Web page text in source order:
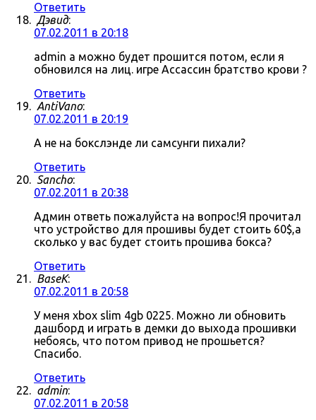
Ответить
Дэвид:
07.02.2011 в 20:18
admin а можно будет прошится потом, если я
обновился на лиц. игре Ассассин братство крови ?
Ответить
AntiVano:
07.02.2011 в 20:19
А не на бокслэнде ли самсунги пихали?
Ответить
Sancho:
07.02.2011 в 20:38
Админ ответь пожалуйста на вопрос!Я прочитал
что устройство для прошивы будет стоить 60$,а
сколько у вас будет стоить прошива бокса?
Ответить
BaseK:
07.02.2011 в 20:58
У меня xbox slim 4gb 0225. Можно ли обновить
дашборд и играть в демки до выхода прошивки
небоясь, что потом привод не прошьется?
Спасибо.
Ответить
admin:
07.02.2011 в 20:58